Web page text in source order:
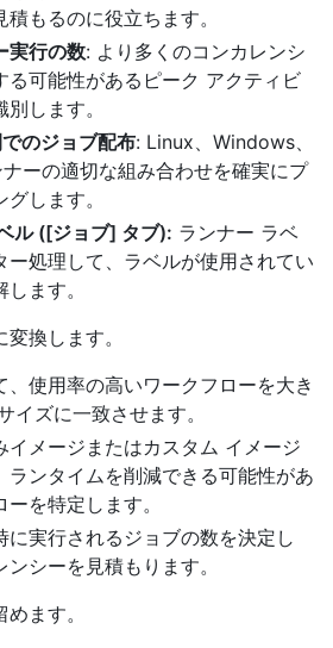
積もるのに役立ちます。
実行の数: より多くのコンカレンシ
る可能性があるピーク アクティビ
します。
のジョブ配布: Linux、Windows、
ーの適切な組み合わせを確実にプ
します。
ル ([ジョブ] タブ): ランナー ラベ
ー処理して、ラベルが使用されてい
ます。
換します。
、使用率の高いワークフローを大き
イズに一致させます。
イメージまたはカスタム イメージ
ランタイムを削減できる可能性があ
を特定します。
に実行されるジョブの数を決定し
シーを見積もります。
ます。